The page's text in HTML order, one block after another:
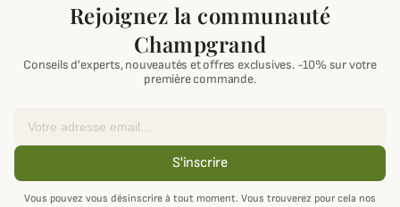
Rejoignez la communauté
Champgrand
Conseils d'experts, nouveautés et offres exclusives. -10% sur votre
première commande.
S'inscrire
Vous pouvez vous désinscrire à tout moment. Vous trouverez pour cela nos